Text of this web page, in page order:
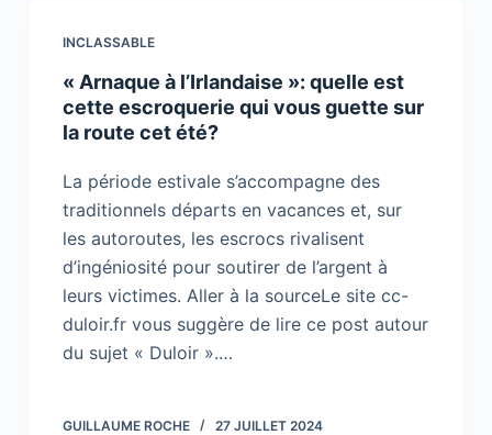
INCLASSABLE
« Arnaque à l’Irlandaise »: quelle est
cette escroquerie qui vous guette sur
la route cet été?
La période estivale s’accompagne des
traditionnels départs en vacances et, sur
les autoroutes, les escrocs rivalisent
d’ingéniosité pour soutirer de l’argent à
leurs victimes. Aller à la sourceLe site cc-
duloir.fr vous suggère de lire ce post autour
du sujet « Duloir ».…
GUILLAUME ROCHE 27 JUILLET 2024